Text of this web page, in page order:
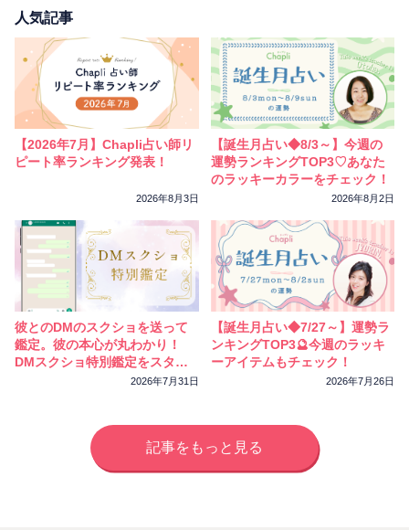
人気記事
【2026年7月】Chapli占い師リ
ピート率ランキング発表！
2026年8月3日
【誕生月占い◆8/3～】今週の
運勢ランキングTOP3♡あなた
のラッキーカラーをチェック！
2026年8月2日
彼とのDMのスクショを送って
鑑定。彼の本心が丸わかり！
DMスクショ特別鑑定をスター
2026年7月31日
【誕生月占い◆7/27～】運勢ラ
ンキングTOP3🔮今週のラッキ
ーアイテムもチェック！
2026年7月26日
記事をもっと見る